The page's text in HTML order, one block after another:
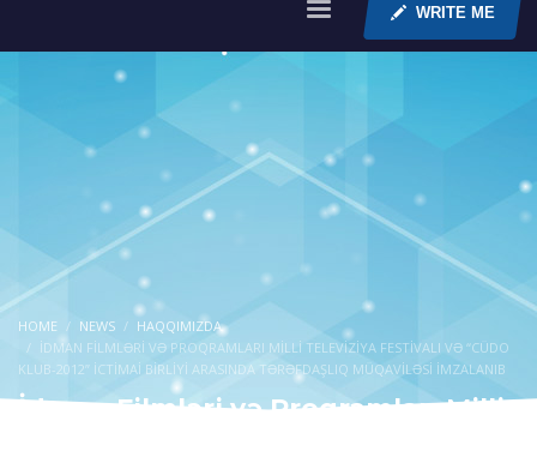
WRITE ME
HOME NEWS
HAQQIMIZDA
İDMAN FILMLƏRI VƏ PROQRAMLARI MILLI TELEVIZIYA FESTIVALI VƏ “CÜDO
KLUB-2012” İCTIMAI BIRLIYI ARASINDA TƏRƏFDAŞLIQ MÜQAVILƏSI IMZALANIB
İdman Filmləri və Proqramları Milli